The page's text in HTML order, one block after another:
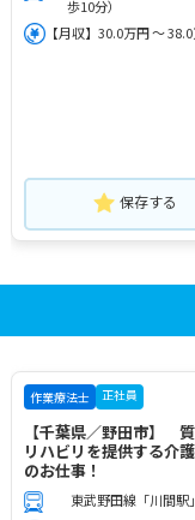
歩10分）
【月収】30.0万円 ～
保存する
作業療法士 正社員
【千葉県／野田市】
リハビリを提供する介
のお仕事！
東武野田線「川間駅」